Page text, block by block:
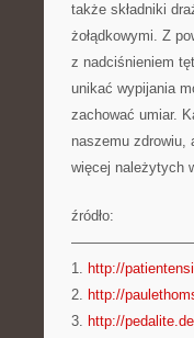
także składniki
żołądkowymi. Z
z nadciśnieniem
unikać wypijania
zachować umiar.
naszemu zdrowiu,
więcej należytych
źródło:
1. http://
2. http://
3. http://pedalite.de